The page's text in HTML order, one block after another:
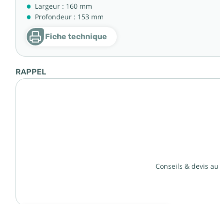
Largeur : 160 mm
Profondeur : 153 mm
Fiche technique
RAPPEL
Conseils & devis au